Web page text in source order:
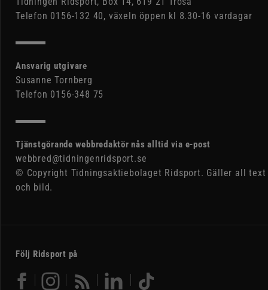
Telefon 0156-132 40, växeln öppen kl 8.30-16 vardagar
Ansvarig utgivare
Susanne Tornberg
Telefon 0156-348 75
Tjänstgörande webbredaktör nås alltid via e-post
webbred@tidningenridsport.se
© Copyright Tidningsaktiebolaget Ridsport. Gäller all text
och bild.
Följ Ridsport på